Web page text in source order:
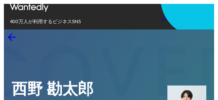
400万人が利用するビジネスSNS
アプリを使う
西野 勘太郎